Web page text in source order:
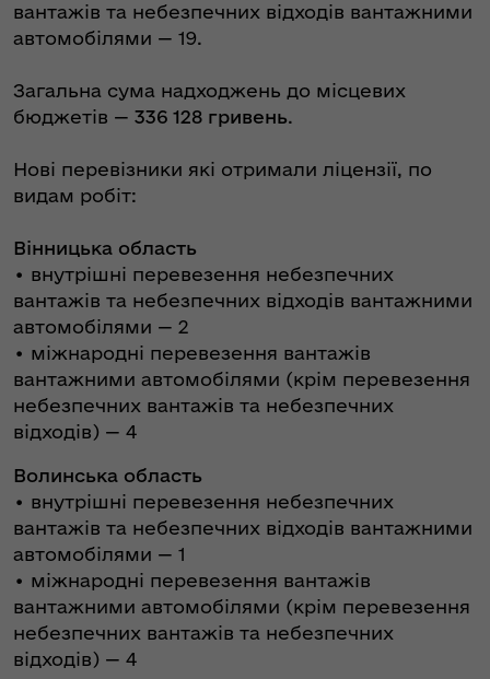
вантажів та небезпечних відходів вантажними
автомобілями — 19.
Загальна сума надходжень до місцевих
бюджетів — 336 128 гривень.
Нові перевізники які отримали ліцензії, по
видам робіт:
Вінницька область
• внутрішні перевезення небезпечних
вантажів та небезпечних відходів вантажними
автомобілями — 2
• міжнародні перевезення вантажів
вантажними автомобілями (крім перевезення
небезпечних вантажів та небезпечних
відходів) — 4
Волинська область
• внутрішні перевезення небезпечних
вантажів та небезпечних відходів вантажними
автомобілями — 1
• міжнародні перевезення вантажів
вантажними автомобілями (крім перевезення
небезпечних вантажів та небезпечних
відходів) — 4